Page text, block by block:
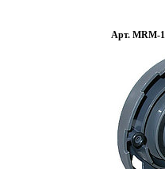
Арт. MRM-